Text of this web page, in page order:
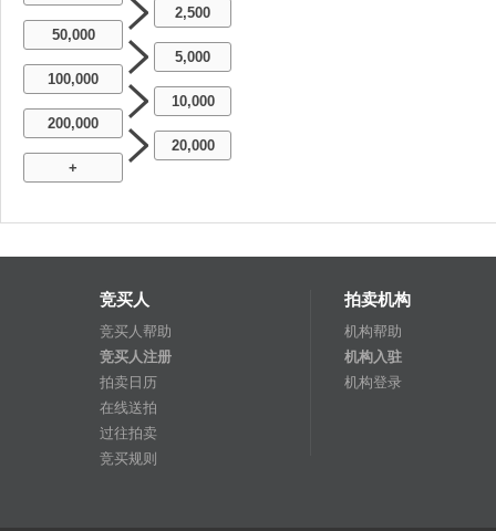
2,500
50,000
5,000
100,000
10,000
200,000
20,000
+
竞买人
竞买人帮助
竞买人注册
拍卖日历
在线送拍
过往拍卖
竞买规则
拍卖机构
机构帮助
机构入驻
机构登录